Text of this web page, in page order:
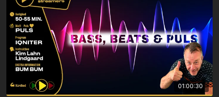
01:00:30